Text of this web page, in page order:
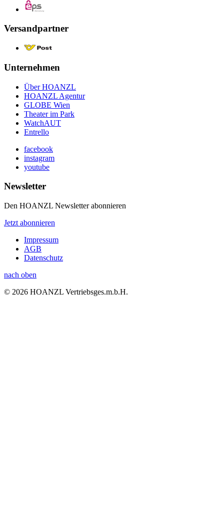
Versandpartner
Unternehmen
Über HOANZL
HOANZL Agentur
GLOBE Wien
Theater im Park
WatchAUT
Entrello
facebook
instagram
youtube
Newsletter
Den HOANZL Newsletter abonnieren
Jetzt abonnieren
Impressum
AGB
Datenschutz
nach oben
© 2026 HOANZL Vertriebsges.m.b.H.